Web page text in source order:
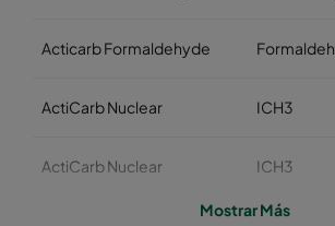
Acticarb Formaldehyde
ActiCarb Nuclear ICH3
ActiCarb Nuclear ICH3
Mostrar Más